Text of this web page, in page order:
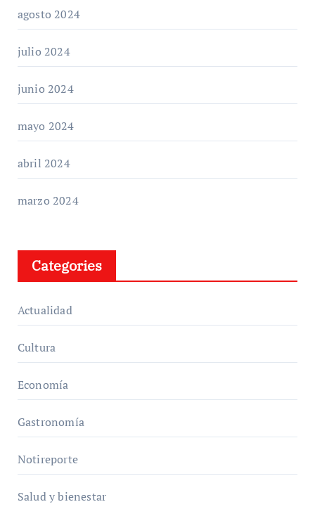
agosto 2024
julio 2024
junio 2024
mayo 2024
abril 2024
marzo 2024
Categories
Actualidad
Cultura
Economía
Gastronomía
Notireporte
Salud y bienestar